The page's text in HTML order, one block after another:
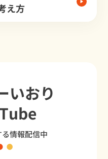
え方
いおり
情報配信中